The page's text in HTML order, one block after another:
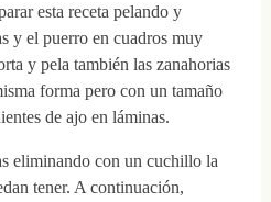
esta receta pelando y
y el puerro en cuadros muy
y pela también las zanahorias
forma pero con un tamaño
de ajo en láminas.
eliminando con un cuchillo la
tener. A continuación,